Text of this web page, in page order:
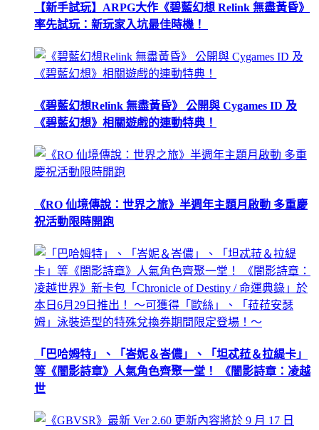
【新手試玩】ARPG大作《碧藍幻想 Relink 無盡黃昏》
率先試玩：新玩家入坑最佳時機！
《碧藍幻想Relink 無盡黃昏》 公開與 Cygames ID 及
《碧藍幻想》相關遊戲的連動特典！
《RO 仙境傳說：世界之旅》半週年主題月啟動 多重慶
祝活動限時開跑
「巴哈姆特」、「峇妮＆峇儂」、「坦忒菈＆拉緹卡」
等《闇影詩章》人氣角色齊聚一堂！ 《闇影詩章：凌越
世